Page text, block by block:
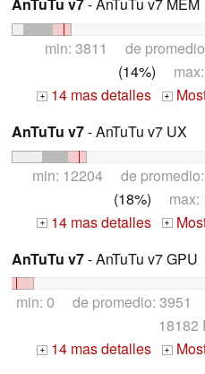
min: 3811 de
(14%) max:
+ 14 mas detalles +
AnTuTu v7- AnTuTu v7 UX
min: 12204 de
(18%) max:
+ 14 mas detalles +
AnTuTu v7- AnTuTu v7 GPU
min: 0 de promedio: 3951
18182
+ 14 mas detalles +